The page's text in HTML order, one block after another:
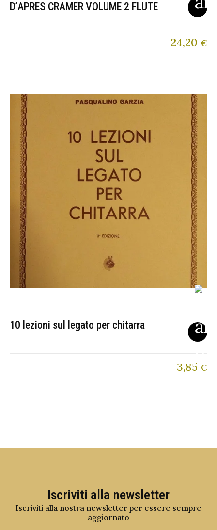
D’APRES CRAMER VOLUME 2 FLUTE
24,20 €
10 lezioni sul legato per chitarra
3,85 €
Iscriviti alla newsletter
Iscriviti alla nostra newsletter per essere sempre
aggiornato